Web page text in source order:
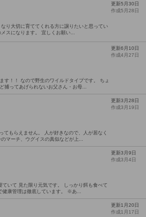
り大切に育ててくれる方に譲りたいと思ってい
スになります。 宜しくお願い...
更新5月30日
作成5月28日
す！！ なので野生のワイルドタイプです。 ちょ
捕ってあげられないお父さん・お母...
更新6月10日
作成4月27日
もらえません。 人が好きなので、人が居なく
マーチ、ウグイスの真似などが上...
更新3月28日
作成3月19日
いて 見た限り元気です。 しっかり餌も食べて
康管理は徹底しています。 ※あ...
更新3月9日
作成3月4日
更新1月20日
作成1月17日